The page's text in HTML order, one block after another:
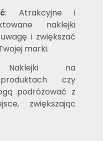
: Atrakcyjne i
naklejki
i zwiększać
marki.
na
czy
podróżować z
zwiększając